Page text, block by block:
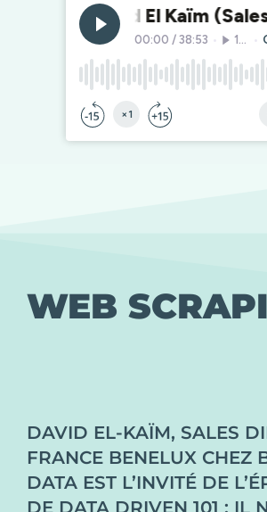
WEB
DAVID EL-KAÏM, SALES
FRANCE BENELUX CHEZ
DATA EST L’INVITÉ DE
DE DATA DRIVEN 101 : IL